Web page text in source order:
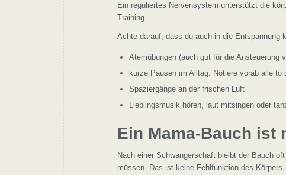
Ein reguliertes Nervensystem unterstützt die
Training.
Achte darauf, dass du auch in die Entspannung
Atemübungen (auch gut für die Ansteuerung
kurze Pausen im Alltag. Notiere vorab alle
Spaziergänge an der frischen Luft
Lieblingsmusik hören, laut mitsingen oder
Ein Mama-Bauch ist
Nach einer Schwangerschaft bleibt der Bauch
müssen. Das ist keine Fehlfunktion des